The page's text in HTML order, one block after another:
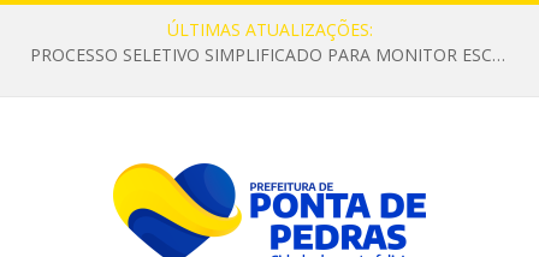
ÚLTIMAS ATUALIZAÇÕES:
PROCESSO SELETIVO SIMPLIFICADO PARA MONITOR ESCOLAR